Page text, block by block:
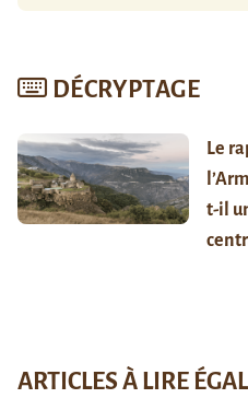
DÉCRYPTAGE
Le
t-il
ARTICLES À LIRE